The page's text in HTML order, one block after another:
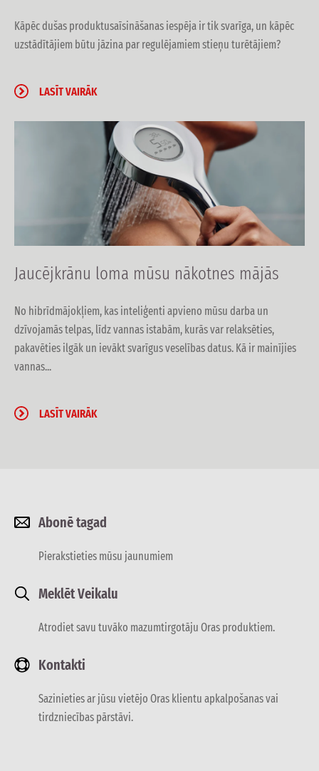
Kāpēc dušas produktusaīsināšanas iespēja ir tik svarīga, un kāpēc
uzstādītājiem būtu jāzina par regulējamiem stieņu turētājiem?
LASĪT VAIRĀK
Jaucējkrānu loma mūsu nākotnes mājās
No hibrīdmājokļiem, kas inteliģenti apvieno mūsu darba un
dzīvojamās telpas, līdz vannas istabām, kurās var relaksēties,
pakavēties ilgāk un ievākt svarīgus veselības datus. Kā ir mainījies
vannas...
LASĪT VAIRĀK
Abonē tagad
Pierakstieties mūsu jaunumiem
Meklēt Veikalu
Atrodiet savu tuvāko mazumtirgotāju Oras produktiem.
Kontakti
Sazinieties ar jūsu vietējo Oras klientu apkalpošanas vai
tirdzniecības pārstāvi.